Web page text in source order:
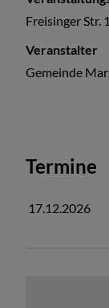
Termine
17.12.2026
Freisinger Str.
Veranstalter
Gemeinde